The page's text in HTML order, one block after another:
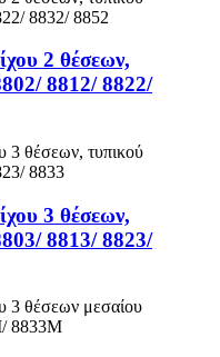
2 θέσεων,
8812/ 8822/
3 θέσεων,
8813/ 8823/